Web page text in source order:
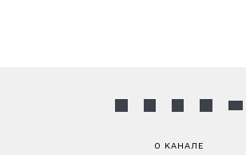
О КАНАЛЕ